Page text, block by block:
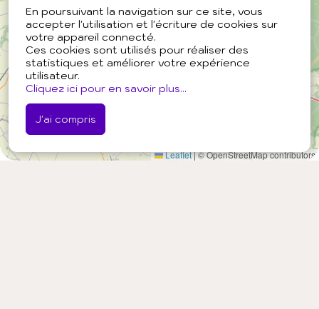
En poursuivant la navigation sur ce site, vous
accepter l'utilisation et l'écriture de cookies sur
votre appareil connecté.
Ces cookies sont utilisés pour réaliser des
statistiques et améliorer votre expérience
utilisateur.
Cliquez ici pour en savoir plus...
J'ai compris
Leaflet|© OpenStreetMap contributors